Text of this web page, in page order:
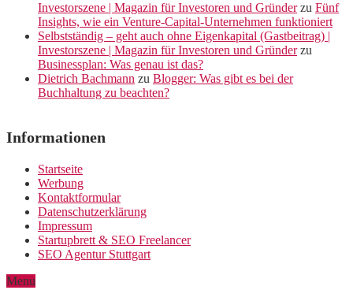
Investorszene | Magazin für Investoren und Gründerzu Fünf
Insights, wie ein Venture-Capital-Unternehmen funktioniert
Selbstständig – geht auch ohne Eigenkapital (Gastbeitrag) |
Investorszene | Magazin für Investoren und Gründerzu
Businessplan: Was genau ist das?
Dietrich Bachmann zu Blogger: Was gibt es bei der
Buchhaltung zu beachten?
Informationen
Startseite
Werbung
Kontaktformular
Datenschutzerklärung
Impressum
Startupbrett & SEO Freelancer
SEO Agentur Stuttgart
Menu